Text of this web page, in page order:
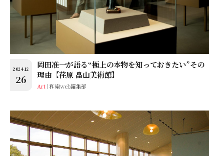
2024.12
26
岡田准一が語る‟極上の本物を知っておきたい”その
理由【荏原 畠山美術館】
Art 和樂web編集部